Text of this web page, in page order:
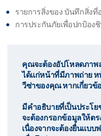
รายการสิ่งของ บันทึกสิ่ง
การประกันภัยเพื่อปกป้อง
คุณจะต้องอัปโหลดภาพ
ได้แก่หน้าที่มีภาพถ่าย
วีซ่าของคุณ หากเกี่ยวข้
มีคำอธิบายที่เป็นประ
จะต้องกรอกข้อมูลให้ต
เนื่องจากจะต้องยื่นแบบ